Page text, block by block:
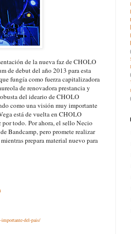
de la nueva faz de CHOLO
de debut del año 2013 para esta
fungía como fuerza capitalizadora
de renovadora prestancia y
del ideario de CHOLO
como una visión muy importante
está de vuelta en CHOLO
por todo. Por ahora, el sello Necio
Bandcamp, pero promete realizar
prepara material nuevo para
del-pais/